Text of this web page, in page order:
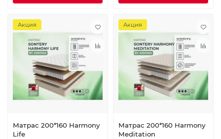
Акция
Матрас 200*160 Harmony
Life
Акция
Матрас 200*160 Harmony
Meditation